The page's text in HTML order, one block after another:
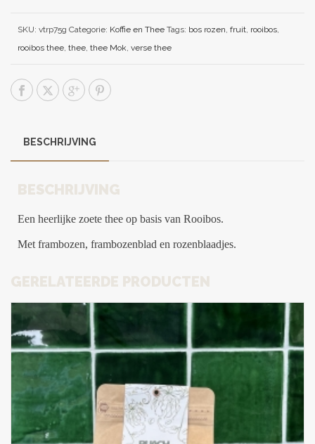
SKU: vtrp75g Categorie: Koffie en Thee Tags: bos rozen, fruit, rooibos,
rooibos thee, thee, thee Mok, verse thee
BESCHRIJVING
BESCHRIJVING
Een heerlijke zoete thee op basis van Rooibos.
Met frambozen, frambozenblad en rozenblaadjes.
GERELATEERDE PRODUCTEN